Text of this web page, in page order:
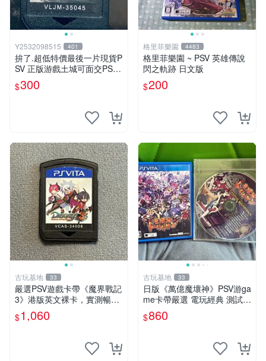
Y2532098515 401
拚了.超低特價最後一片現貨P
SV 正版游戲土城可面交PS VI
TA 討鬼傳 【9成新】✪裸片
二手九成新~
$300
格里菲樂園 4483
格里菲樂園 ~ PSV 英雄傳說
閃之軌跡 日文版
$200
古玩基地 33
嚴選PSV遊戲卡帶《魔界戰記
3》港版英文裸卡，實測暢玩
無障礙，限索尼PSV機器運行
psv 港版 魔界戰記3
$1,060
古玩基地 33
日版《萬億魔壞神》PSV游ga
me卡帶嚴選 電玩經典 測試正
常 完整遊戲內容 附贈未拆封
音樂CD 萬億魔壞神 PSV 游g
$860